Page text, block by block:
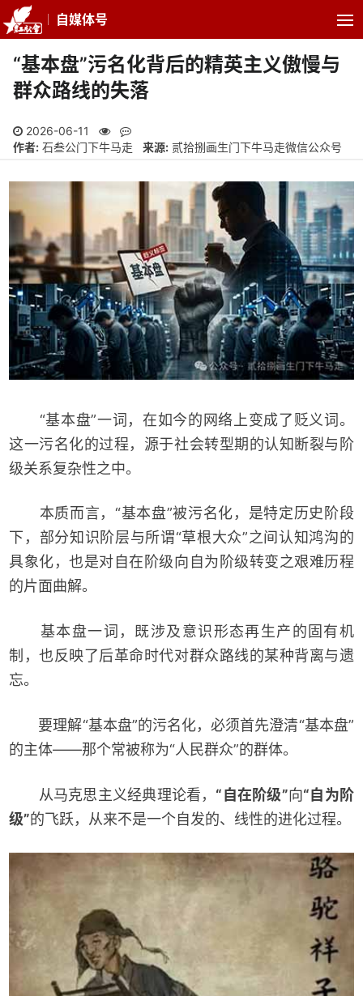
自媒体号
“基本盘”污名化背后的精英主义傲慢与
群众路线的失落
2026-06-11
作者: 石叁公门下牛马走 来源: 贰拾捌画生门下牛马走微信公众号
“基本盘”一词，在如今的网络上变成了贬义词。
这一污名化的过程，源于社会转型期的认知断裂与阶
级关系复杂性之中。
本质而言，“基本盘”被污名化，是特定历史阶段
下，部分知识阶层与所谓“草根大众”之间认知鸿沟的
具象化，也是对自在阶级向自为阶级转变之艰难历程
的片面曲解。
基本盘一词，既涉及意识形态再生产的固有机
制，也反映了后革命时代对群众路线的某种背离与遗
忘。
要理解“基本盘”的污名化，必须首先澄清“基本盘”
的主体——那个常被称为“人民群众”的群体。
从马克思主义经典理论看， “自在阶级”向“自为阶
级”的飞跃，从来不是一个自发的、线性的进化过程。